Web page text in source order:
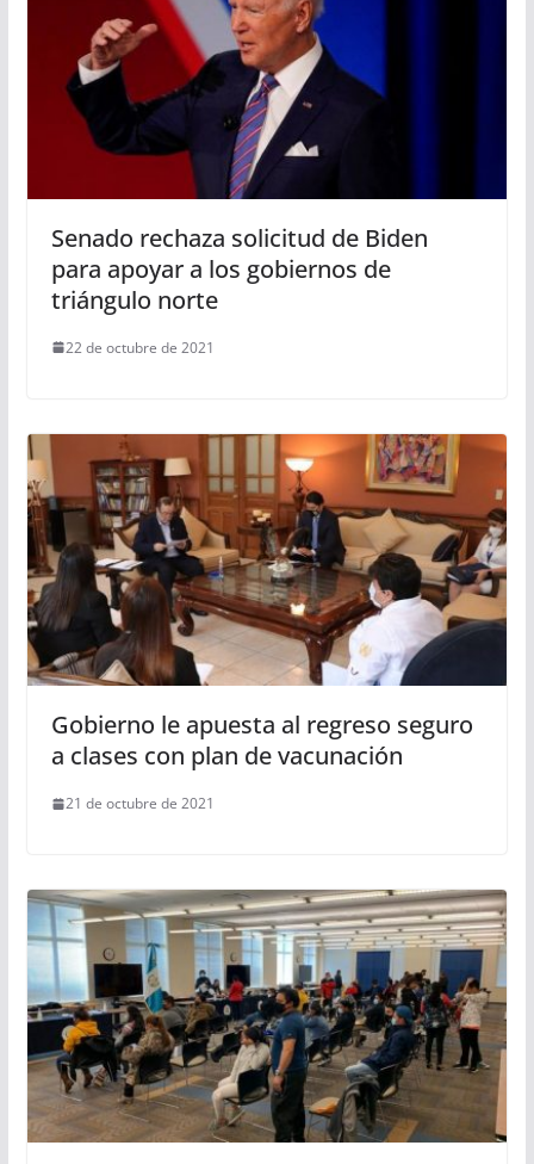
Senado rechaza solicitud de Biden
para apoyar a los gobiernos de
triángulo norte
22 de octubre de 2021
Gobierno le apuesta al regreso seguro
a clases con plan de vacunación
21 de octubre de 2021